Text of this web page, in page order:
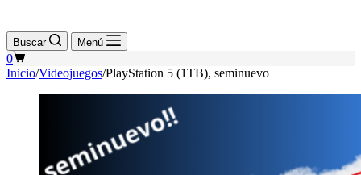
Buscar Menú
Shopping
cart
0
Inicio/Videojuegos/PlayStation 5 (1TB), seminuevo